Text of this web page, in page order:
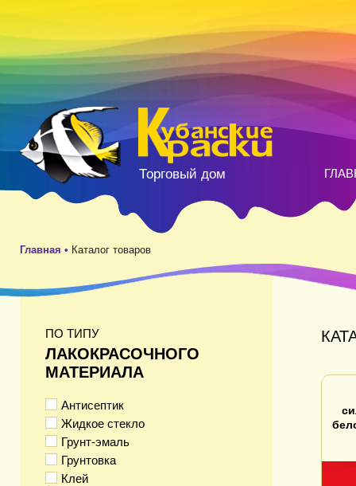
Торговый дом
Главная • Каталог товаров
ПО ТИПУ
ЛАКОКРАСОЧНОГО
МАТЕРИАЛА
Антисептик
Жидкое стекло
Грунт-эмаль
Грунтовка
Клей